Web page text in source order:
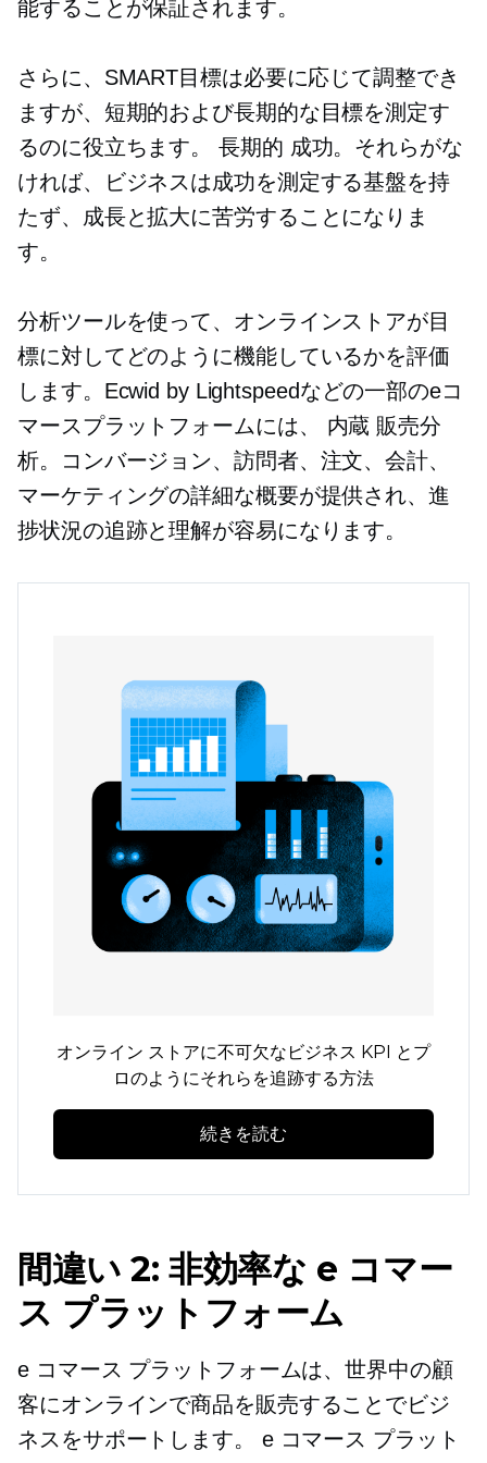
能することが保証されます。
さらに、SMART目標は必要に応じて調整でき
ますが、短期的および長期的な目標を測定す
るのに役立ちます。 長期的 成功。それらがな
ければ、ビジネスは成功を測定する基盤を持
たず、成長と拡大に苦労することになりま
す。
分析ツールを使って、オンラインストアが目
標に対してどのように機能しているかを評価
します。Ecwid by Lightspeedなどの一部のeコ
マースプラットフォームには、 内蔵 販売分
析。コンバージョン、訪問者、注文、会計、
マーケティングの詳細な概要が提供され、進
捗状況の追跡と理解が容易になります。
オンライン ストアに不可欠なビジネス KPI とプ
ロのようにそれらを追跡する方法
続きを読む
間違い 2: 非効率な e コマー
ス プラットフォーム
e コマース プラットフォームは、世界中の顧
客にオンラインで商品を販売することでビジ
ネスをサポートします。 e コマース プラット